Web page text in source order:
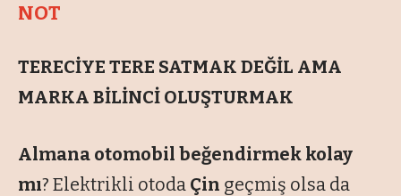
NOT
TERECİYE TERE SATMAK DEĞİL AMA
MARKA BİLİNCİ OLUŞTURMAK
Almana otomobil beğendirmek kolay
mı? Elektrikli otoda Çin geçmiş olsa da